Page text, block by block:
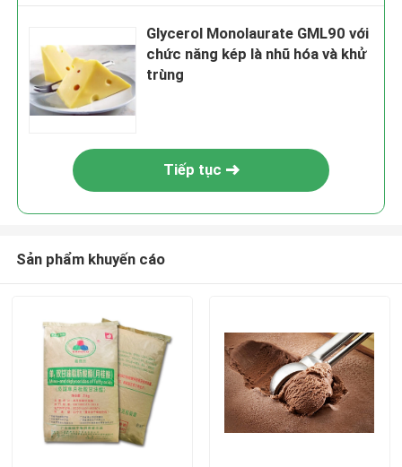
Glycerol Monolaurate GML90 với
chức năng kép là nhũ hóa và khử
trùng
Tiếp tục
Sản phẩm khuyến cáo